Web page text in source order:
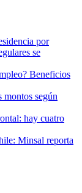
por
se
Beneficios
montos según
hay cuatro
Minsal reporta